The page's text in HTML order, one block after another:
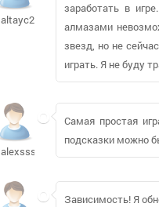
altayc20975
заработать в
алмазами
звезд, но не
играть. Я не буду
alexsss85510
Самая простая
подсказки можно
Зависимость! Я